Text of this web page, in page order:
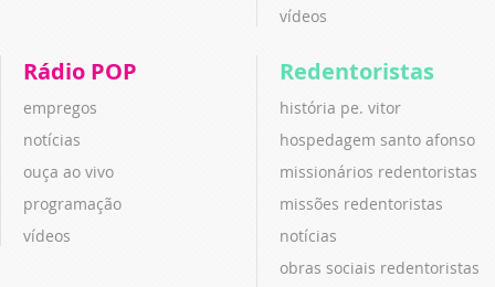
vídeos
Rádio POP
empregos
notícias
ouça ao vivo
programação
vídeos
Redentoristas
história pe. vitor
hospedagem santo afonso
missionários redentoristas
missões redentoristas
notícias
obras sociais redentoristas